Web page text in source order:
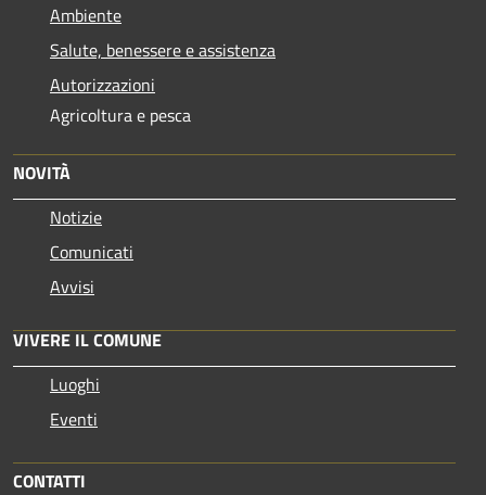
Ambiente
Salute, benessere e assistenza
Autorizzazioni
Agricoltura e pesca
NOVITÀ
Notizie
Comunicati
Avvisi
VIVERE IL COMUNE
Luoghi
Eventi
CONTATTI